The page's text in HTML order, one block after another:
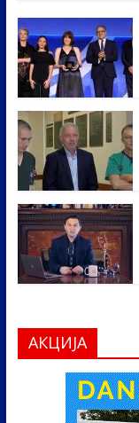
e
b
o
o
k
itt
er
АКЦИЈА